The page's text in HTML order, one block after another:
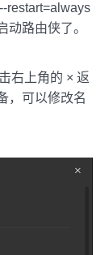
restart=always
动路由侠了。
右上角的 × 返
，可以修改名